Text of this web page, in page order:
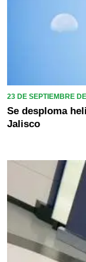
23 DE SEPTIEMBRE
Se desploma
Jalisco